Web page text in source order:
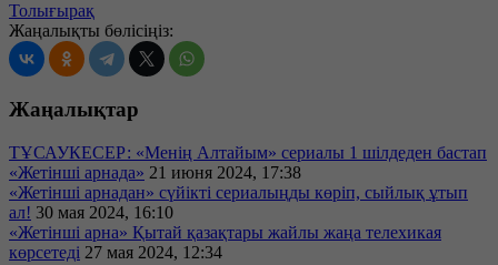
Толығырақ
Жаңалықты бөлісіңіз:
Жаңалықтар
ТҰСАУКЕСЕР: «Менің Алтайым» сериалы 1 шілдеден бастап
«Жетінші арнада» 21 июня 2024, 17:38
«Жетінші арнадан» сүйікті сериалыңды көріп, сыйлық ұтып
ал! 30 мая 2024, 16:10
«Жетінші арна» Қытай қазақтары жайлы жаңа телехикая
көрсетеді 27 мая 2024, 12:34